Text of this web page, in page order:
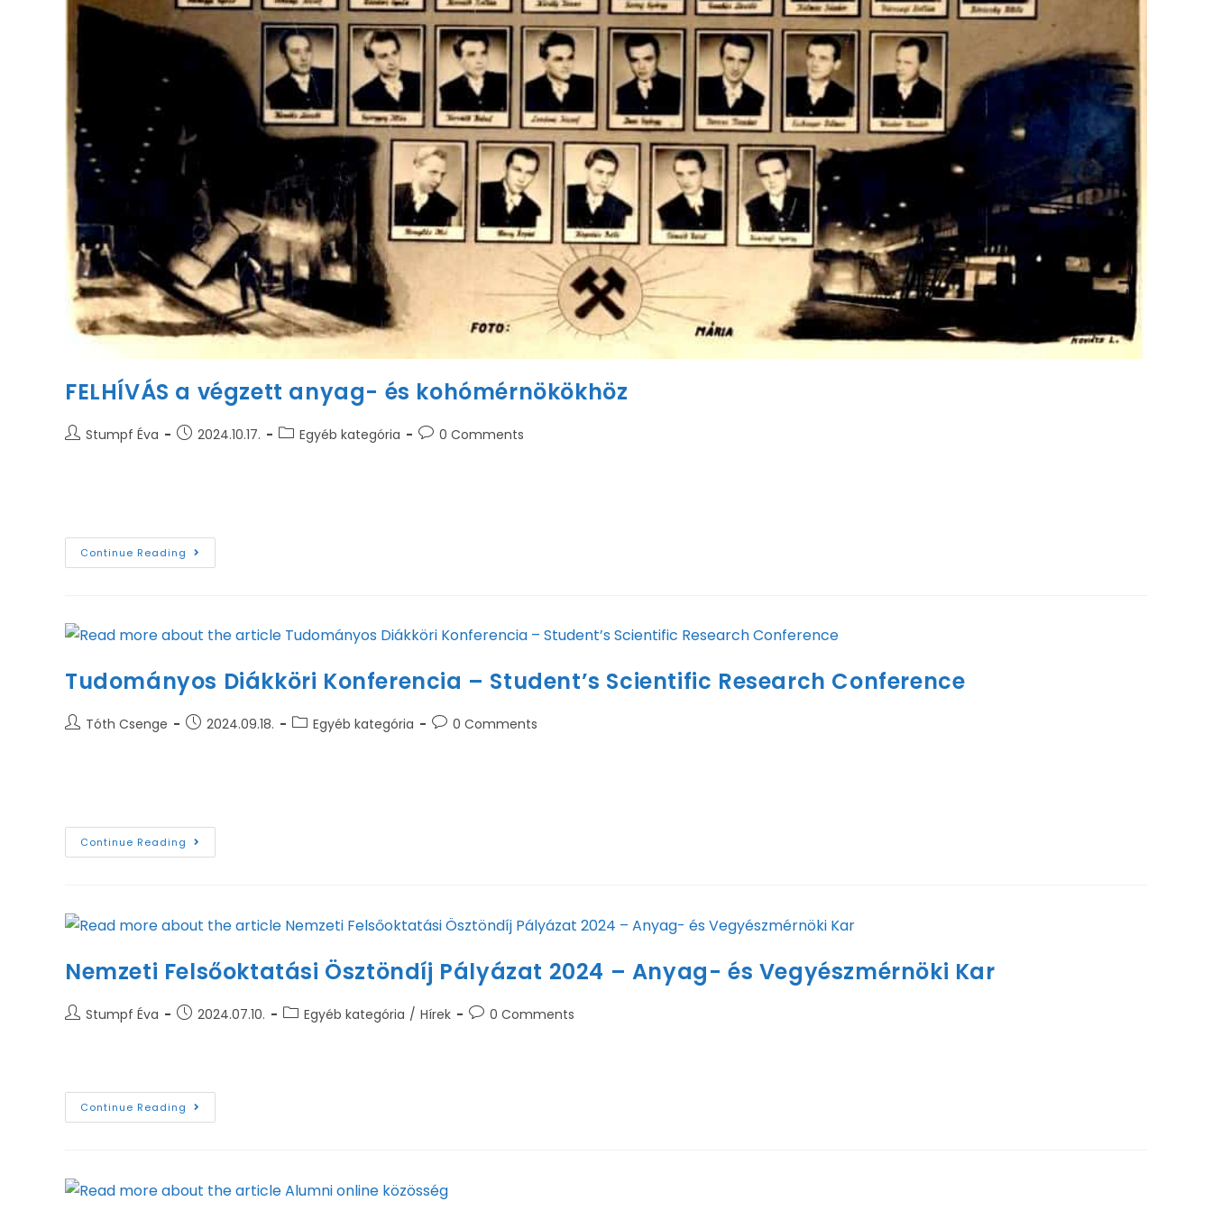
FELHÍVÁS a végzett anyag- és kohómérnökökhöz
Stumpf Éva 2024.10.17. Egyéb kategória 0 Comments
Continue Reading
Tudományos Diákköri Konferencia – Student’s Scientific Research Conference
Tóth Csenge 2024.09.18. Egyéb kategória 0 Comments
Continue Reading
Nemzeti Felsőoktatási Ösztöndíj Pályázat 2024 – Anyag- és Vegyészmérnöki Kar
Stumpf Éva 2024.07.10. Egyéb kategória / Hírek 0 Comments
Continue Reading